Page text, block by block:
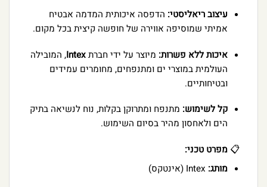
עיצוב ריאליסטי: הדפסה איכותית המדמה אבטיח
אמיתי שמוסיפה אווירה של חופשה קיצית בכל מקום.
איכות ללא פשרות: מיוצר על ידי חברתIntex, המובילה
העולמית במוצרי ים ומתנפחים, מחומרים עמידים
ובטיחותיים.
קל לשימוש: מתנפח ומתרוקן בקלות, נוח לנשיאה בתיק
הים ולאחסון מהיר בסיום השימוש.
📋 מפרט טכני:
מותג: